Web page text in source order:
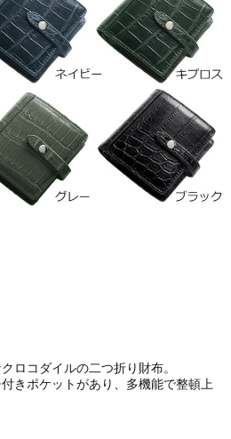
ロコダイルの二つ折り財布。
きポケットがあり、多機能で整頓上